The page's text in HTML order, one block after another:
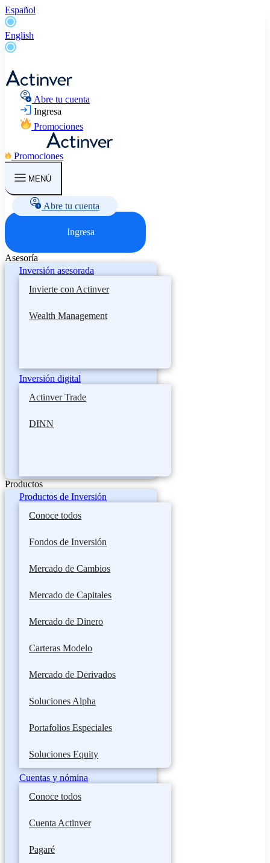
Español
English
Abre tu cuenta
Ingresa
Promociones
Promociones
MENÚ
Abre tu cuenta
Ingresa
Asesoría
Inversión asesorada
Invierte con Actinver
Wealth Management
Inversión digital
Actinver Trade
DINN
Productos
Productos de Inversión
Conoce todos
Fondos de Inversión
Mercado de Cambios
Mercado de Capitales
Mercado de Dinero
Carteras Modelo
Mercado de Derivados
Soluciones Alpha
Portafolios Especiales
Soluciones Equity
Cuentas y nómina
Conoce todos
Cuenta Actinver
Pagaré